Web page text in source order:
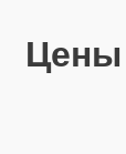
Цены